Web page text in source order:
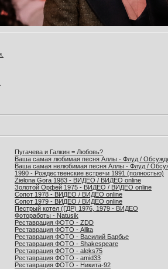
Пугачева и Галкин = Любовь?
Ваша самая любимая песня Аллы - Флуд /
Ваша самая нелюбимая песня Аллы - Флуд /
1990 - Рождественские встречи 1991 (полностью)
Zielona Gora 1983 - ВИДЕО / ВИДЕО online
Золотой Орфей 1975 - ВИДЕО / ВИДЕО online
Сопот 1978 - ВИДЕО / ВИДЕО online
Сопот 1979 - ВИДЕО / ВИДЕО online
Пестрый котел (ГДР) 1976, 1979 - ВИДЕО
Фотоработы - Natusik
Реставрация ФОТО - ZDD
Реставрация ФОТО - Allita
Реставрация ФОТО - Василий Барбье
Реставрация ФОТО - Shakespeare
Реставрация ФОТО - aleks75
Реставрация ФОТО - amid33
Реставрация ФОТО - Никита-92